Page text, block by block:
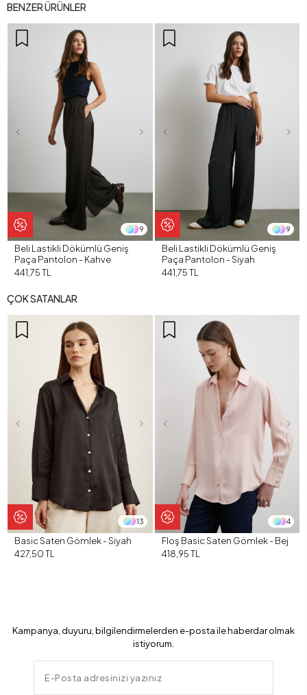
BENZER ÜRÜNLER
9
Beli Lastikli Dökümlü Geniş
Paça Pantolon - Kahve
441,75 TL
9
Beli Lastikli Dökümlü Geniş
Paça Pantolon - Siyah
441,75 TL
ÇOK SATANLAR
13
Basic Saten Gömlek - Siyah
427,50 TL
4
Floş Basic Saten Gömlek - Bej
418,95 TL
Kampanya, duyuru, bilgilendirmelerden e-posta ile haberdar olmak
istiyorum.